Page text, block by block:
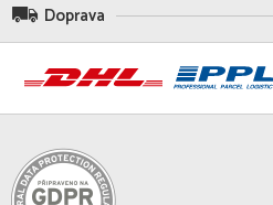
Doprava